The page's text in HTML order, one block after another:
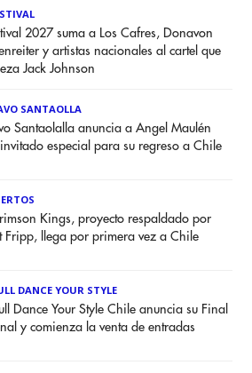
2027 suma a Los Cafres, Donavon
y artistas nacionales al cartel que
Jack Johnson
SANTAOLLA
Santaolalla anuncia a Angel Maulén
especial para su regreso a Chile
Kings, proyecto respaldado por
Fripp, llega por primera vez a Chile
DANCE YOUR STYLE
Dance Your Style Chile anuncia su Final
y comienza la venta de entradas